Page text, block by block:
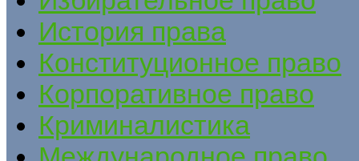
История права
Конституционное право
Корпоративное право
Криминалистика